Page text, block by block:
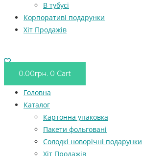
В тубусі
Корпоративі подарунки
Хіт Продажів
0.00грн. 0 Cart
Головна
Каталог
Картонна упаковка
Пакети фольговані
Солодкі новорічні подарунки
Хіт Продажів